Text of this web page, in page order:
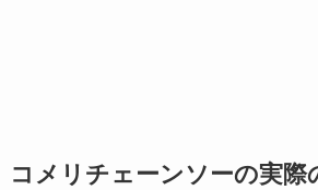
コメリチェーンソーの実際